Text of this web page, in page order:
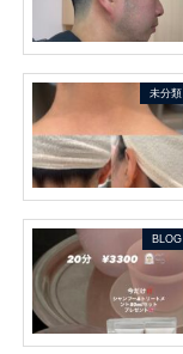
未分類
BLOG